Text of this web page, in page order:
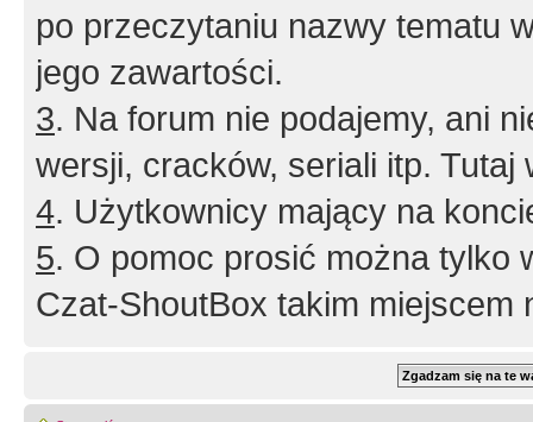
po przeczytaniu nazwy tematu
jego zawartości.
3. Na forum nie podajemy, ani
wersji, cracków, seriali itp. Tutaj
4. Użytkownicy mający na
5. O pomoc prosić można tylko
Czat-ShoutBox takim miejscem